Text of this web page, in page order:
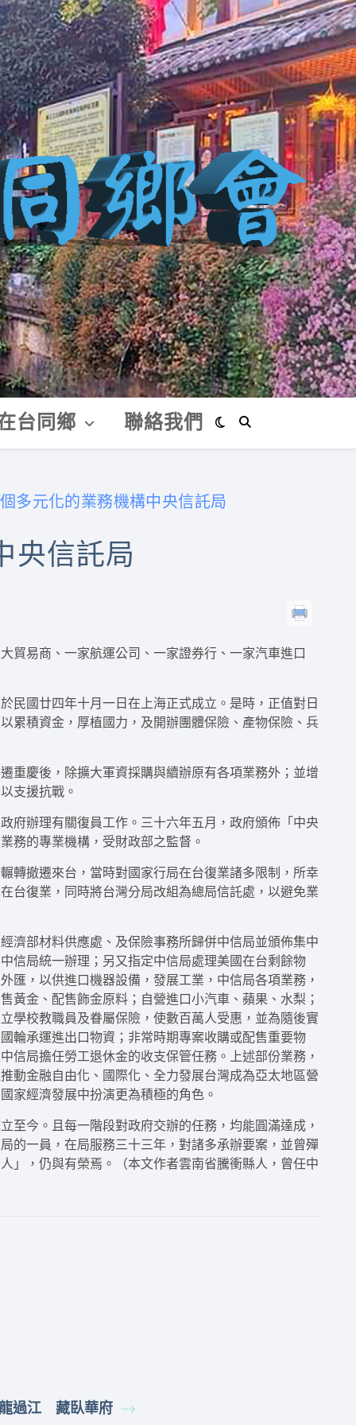
台同鄉 聯絡我們
多元化的業務機構中央信託局
央信託局
貿易商、一家航運公司、一家證券行、一家汽車進口
民國廿四年十月一日在上海正式成立。是時，正值對日
累積資金，厚植國力，及開辦團體保險、產物保險、兵
重慶後，除擴大軍資採購與續辦原有各項業務外；並增
支援抗戰。
府辦理有關復員工作。三十六年五月，政府頒佈「中央
務的專業機構，受財政部之監督。
轉撤遷來台，當時對國家行局在台復業諸多限制，所幸
台復業，同時將台灣分局改組為總局信託處，以避免業
濟部材料供應處、及保險事務所歸併中信局並頒佈集中
信局統一辦理；另又指定中信局處理美國在台剩餘物
匯，以供進口機器設備，發展工業，中信局各項業務，
黃金、配售飾金原料；自營進口小汽車、蘋果、水梨；
學校教職員及眷屬保險，使數百萬人受惠，並為隨後實
輪承運進出口物資；非常時期專案收購或配售重要物
信局擔任勞工退休金的收支保管任務。上述部份業務，
動金融自由化、國際化、全力發展台灣成為亞太地區營
家經濟發展中扮演更為積極的角色。
至今。且每一階段對政府交辦的任務，均能圓滿達成，
的一員，在局服務三十三年，對諸多承辦要案，並曾殫
」，仍與有榮焉。（本文作者雲南省騰衝縣人，曾任中
過江 藏臥華府